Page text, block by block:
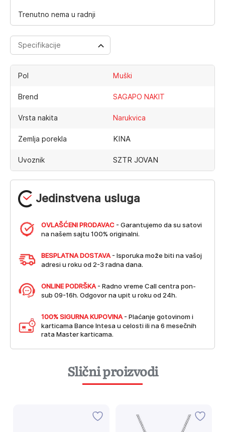
Trenutno nema u radnji
Jedinstvena usluga
OVLAŠĆENI PRODAVAC - Garantujemo da su satovi
na našem sajtu 100% originalni.
BESPLATNA DOSTAVA - Isporuka može biti na vašoj
adresi u roku od 2-3 radna dana.
ONLINE PODRŠKA - Radno vreme Call centra pon-
sub 09-16h. Odgovor na upit u roku od 24h.
100% SIGURNA KUPOVINA - Plaćanje gotovinom i
karticama Bance Intesa u celosti ili na 6 mesečnih
rata Master karticama.
Specifikacije
Pol Muški
Brend SAGAPO NAKIT
Vrsta nakita Narukvica
Zemlja porekla KINA
Uvoznik SZTR JOVAN
Slični proizvodi